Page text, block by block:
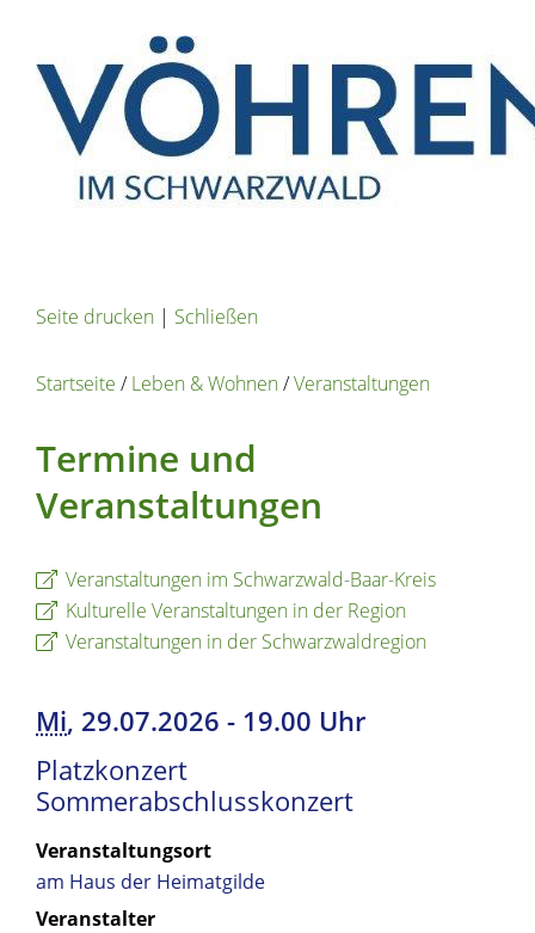
Seite drucken | Schließen
Startseite /Leben & Wohnen/Veranstaltungen
Termine und
Veranstaltungen
Veranstaltungen im Schwarzwald-Baar-Kreis
Kulturelle Veranstaltungen in der Region
Veranstaltungen in der Schwarzwaldregion
Mi, 29.07.2026 - 19.00 Uhr
Platzkonzert
Sommerabschlusskonzert
Veranstaltungsort
am Haus der Heimatgilde
Veranstalter